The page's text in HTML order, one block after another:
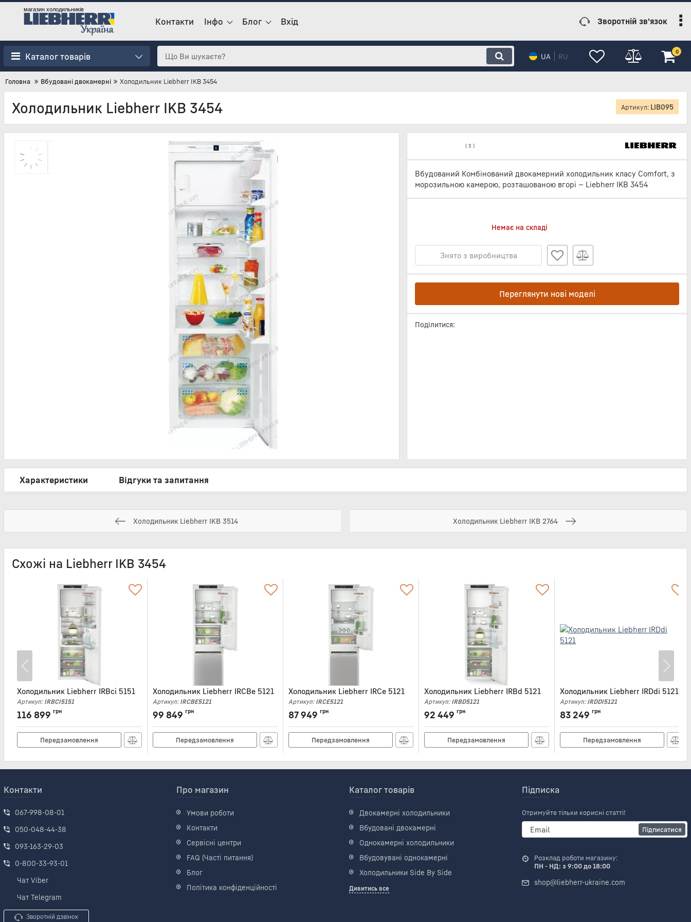
магазин холодильників
Контакти Інфо Блог Вхід Зворотній зв'язок
Каталог товарів RU
UA
0
Головна Вбудовані двокамерні Холодильник Liebherr IKB 3454
Холодильник Liebherr IKB 3454 Артикул: LIB095
( 3 )
Вбудований Комбінований двокамерний холодильник класу Comfort, з
морозильною камерою, розташованою вгорі — Liebherr IKB 3454
Немає на складі
Знято з виробництва
Переглянути нові моделі
Поділитися:
Характеристики Відгуки та запитання
Холодильник Liebherr IKB 3514 Холодильник Liebherr IKB 2764
Схожі на Liebherr IKB 3454
Холодильник Liebherr IRBci 5151
Артикул: IRBCI5151
116 899 грн
Передзамовлення
Холодильник Liebherr IRCBe 5121
Артикул: IRCBE5121
99 849 грн
Передзамовлення
Холодильник Liebherr IRCe 5121
Артикул: IRCE5121
87 949 грн
Передзамовлення
Холодильник Liebherr IRBd 5121
Артикул: IRBD5121
92 449 грн
Передзамовлення
Холодильник Liebherr IRDdi 5121
Артикул: IRDDI5121
83 249 грн
Передзамовлення
Контакти
067-998-08-01
050-048-44-38
093-163-29-03
0-800-33-93-01
Чат Viber
Чат Telegram
Зворотній дзвінок
Про магазин
Умови роботи
Контакти
Сервісні центри
FAQ (Часті питання)
Блог
Політика конфіденційності
Каталог товарів
Двокамерні холодильники
Вбудовані двокамерні
Однокамерні холодильники
Вбудовувані однокамерні
Холодильники Side By Side
Дивитись все
Підписка
Отримуйте тільки корисні статті!
Підписатися
Розклад роботи магазину:
ПН - НД: з 9:00 до 18:00
shop@liebherr-ukraine.com